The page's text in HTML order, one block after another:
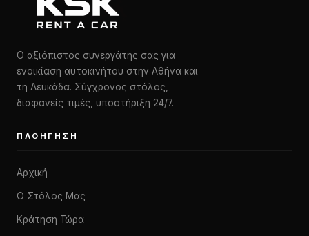
Ο αξιόπιστος συνεργάτης σας για
ενοικίαση αυτοκινήτου στην Αθήνα και
τη Λευκάδα. Σύγχρονος στόλος,
διαφανείς τιμές, υποστήριξη 24/7.
ΠΛΟΉΓΗΣΗ
Αρχική
Ο Στόλος Μας
Κράτηση Τώρα